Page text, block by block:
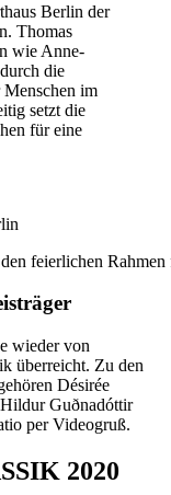
Berlin der
Thomas
wie Anne-
die
im
setzt die
für eine
feierlichen
wieder von
überreicht. Zu den
Désirée
Guðnadóttir
per Videogruß.
2020